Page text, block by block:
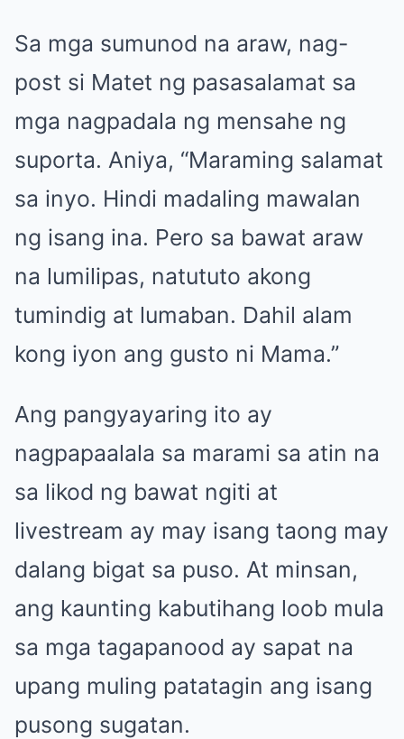
Sa mga sumunod na araw, nag-
post si Matet ng pasasalamat sa
mga nagpadala ng mensahe ng
suporta. Aniya, “Maraming salamat
sa inyo. Hindi madaling mawalan
ng isang ina. Pero sa bawat araw
na lumilipas, natututo akong
tumindig at lumaban. Dahil alam
kong iyon ang gusto ni Mama.”
Ang pangyayaring ito ay
nagpapaalala sa marami sa atin na
sa likod ng bawat ngiti at
livestream ay may isang taong may
dalang bigat sa puso. At minsan,
ang kaunting kabutihang loob mula
sa mga tagapanood ay sapat na
upang muling patatagin ang isang
pusong sugatan.